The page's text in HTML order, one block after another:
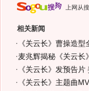
上网从
相关新闻
· 《关云长》曹操造
·麦兆辉揭秘《关云长
· 《关云长》发预告
· 《关云长》主题曲